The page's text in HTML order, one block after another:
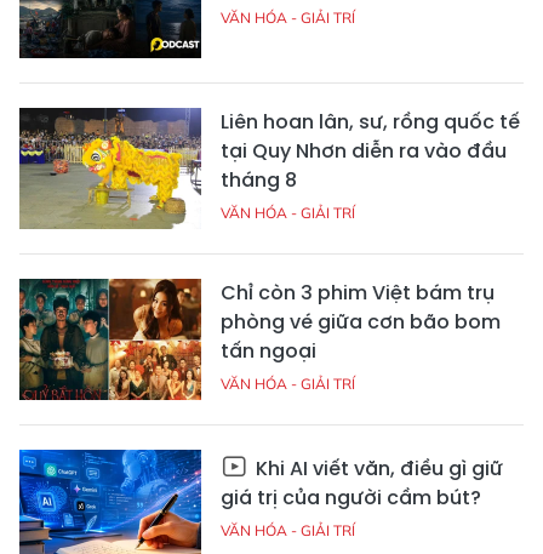
VĂN HÓA - GIẢI TRÍ
Liên hoan lân, sư, rồng quốc tế
tại Quy Nhơn diễn ra vào đầu
tháng 8
VĂN HÓA - GIẢI TRÍ
Chỉ còn 3 phim Việt bám trụ
phòng vé giữa cơn bão bom
tấn ngoại
VĂN HÓA - GIẢI TRÍ
Khi AI viết văn, điều gì giữ
giá trị của người cầm bút?
VĂN HÓA - GIẢI TRÍ